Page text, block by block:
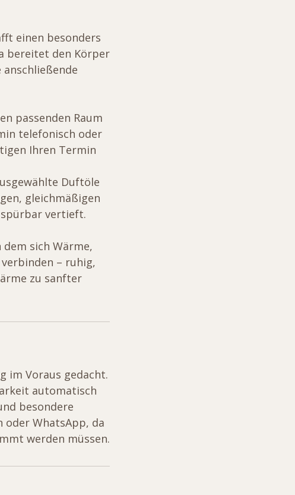
einen besonders
bereitet den Körper
passenden Raum
telefonisch oder
Ihren Termin
Duftöle
gleichmäßigen
vertieft.
sich Wärme,
– ruhig,
zu sanfter
im Voraus gedacht.
automatisch
besondere
WhatsApp, da
werden müssen.